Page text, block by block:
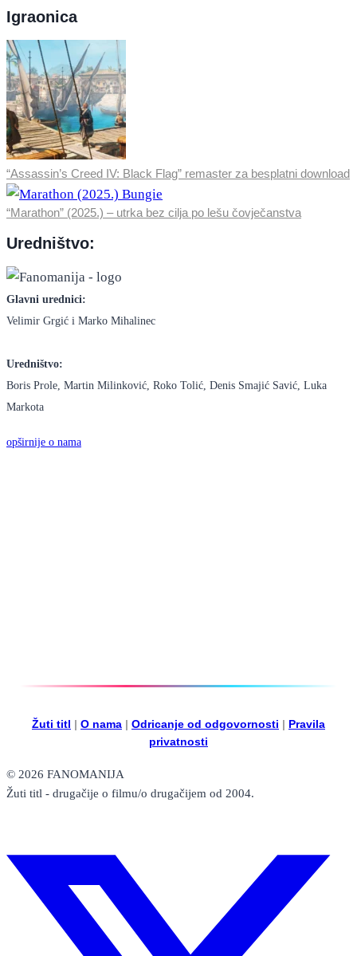
Igraonica
“Assassin’s Creed IV: Black Flag” remaster za besplatni download
“Marathon” (2025.) – utrka bez cilja po lešu čovječanstva
Uredništvo:
Glavni urednici:
Velimir Grgić i Marko Mihalinec
Uredništvo:
Boris Prole, Martin Milinković, Roko Tolić, Denis Smajić Savić, Luka
Markota
opširnije o nama
Žuti titl | O nama | Odricanje od odgovornosti | Pravila
privatnosti
© 2026 FANOMANIJA
Žuti titl - drugačije o filmu/o drugačijem od 2004.